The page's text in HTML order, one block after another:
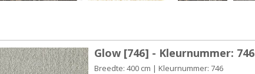
Glow [746] - Kleurnummer: 746
Breedte: 400 cm | Kleurnummer: 746